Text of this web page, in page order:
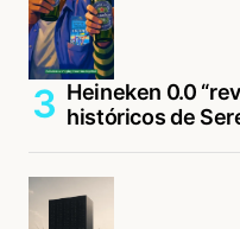
Heineken 0.0
históricos de